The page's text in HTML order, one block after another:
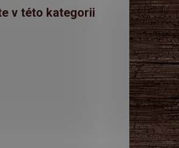
v této kategorii